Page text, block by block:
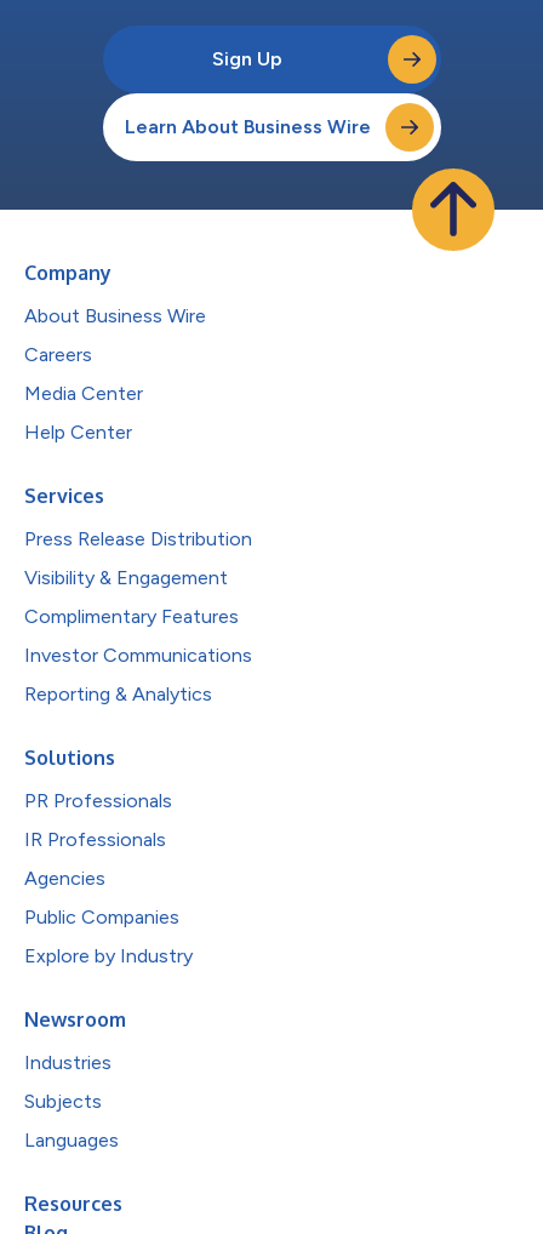
Sign Up
Learn About Business Wire
Company
About Business Wire
Careers
Media Center
Help Center
Services
Press Release Distribution
Visibility & Engagement
Complimentary Features
Investor Communications
Reporting & Analytics
Solutions
PR Professionals
IR Professionals
Agencies
Public Companies
Explore by Industry
Newsroom
Industries
Subjects
Languages
Resources